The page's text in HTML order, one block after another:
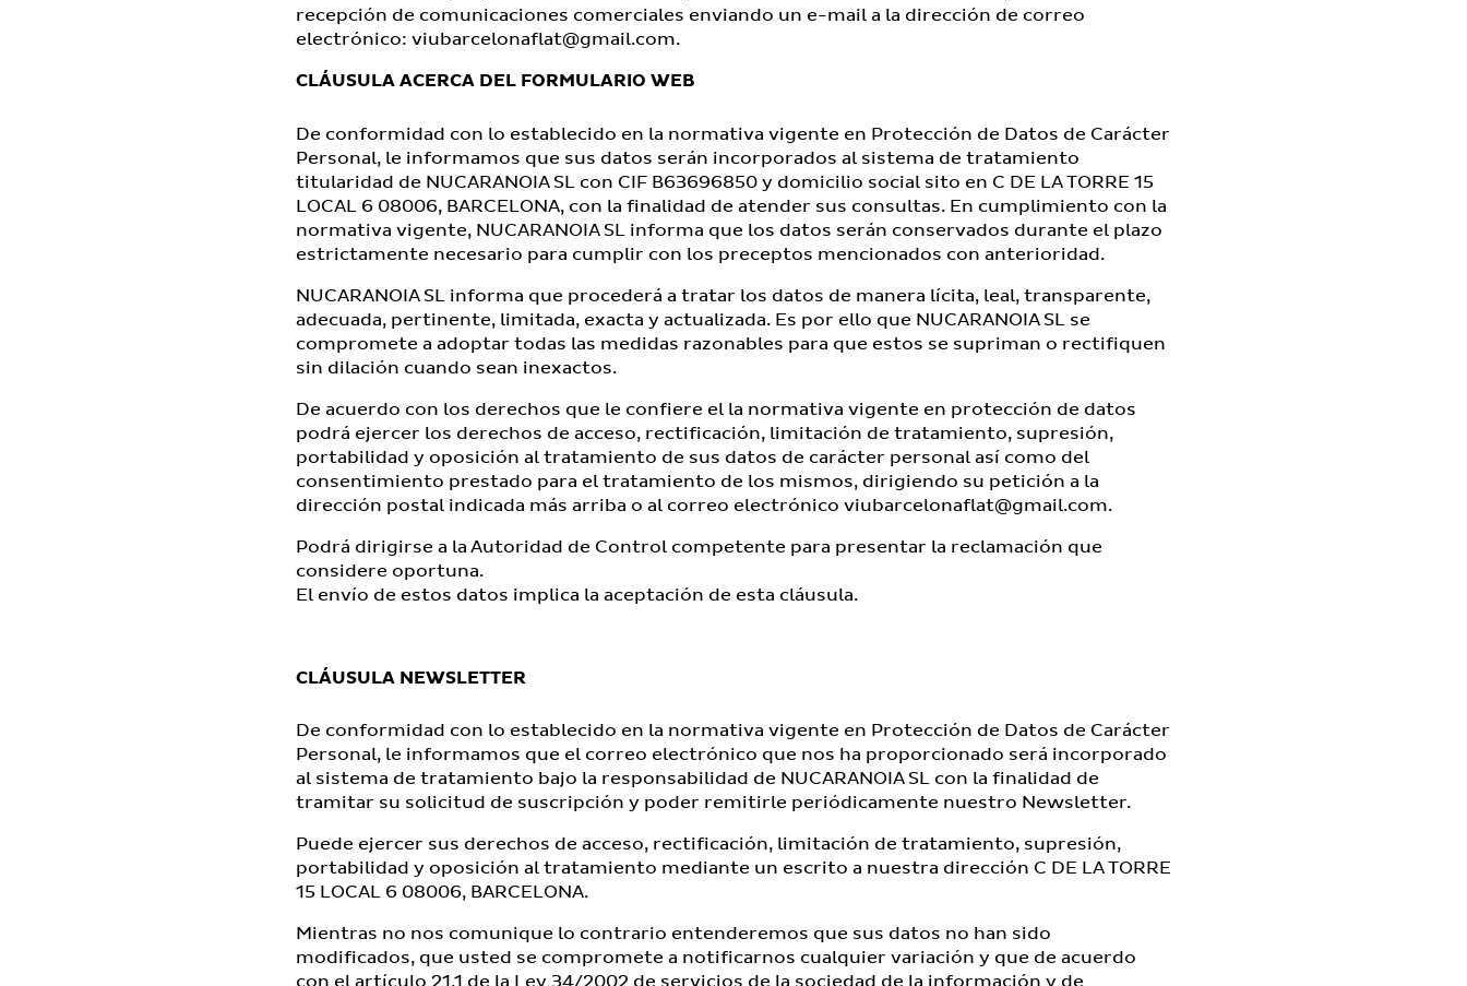
recepción de comunicaciones comerciales enviando un e-mail a la dirección de correo
electrónico: viubarcelonaflat@gmail.com.
CLÁUSULA ACERCA DEL FORMULARIO WEB
De conformidad con lo establecido en la normativa vigente en Protección de Datos de Carácter
Personal, le informamos que sus datos serán incorporados al sistema de tratamiento
titularidad de NUCARANOIA SL con CIF B63696850 y domicilio social sito en C DE LA TORRE 15
LOCAL 6 08006, BARCELONA, con la finalidad de atender sus consultas. En cumplimiento con la
normativa vigente, NUCARANOIA SL informa que los datos serán conservados durante el plazo
estrictamente necesario para cumplir con los preceptos mencionados con anterioridad.
NUCARANOIA SL informa que procederá a tratar los datos de manera lícita, leal, transparente,
adecuada, pertinente, limitada, exacta y actualizada. Es por ello que NUCARANOIA SL se
compromete a adoptar todas las medidas razonables para que estos se supriman o rectifiquen
sin dilación cuando sean inexactos.
De acuerdo con los derechos que le confiere el la normativa vigente en protección de datos
podrá ejercer los derechos de acceso, rectificación, limitación de tratamiento, supresión,
portabilidad y oposición al tratamiento de sus datos de carácter personal así como del
consentimiento prestado para el tratamiento de los mismos, dirigiendo su petición a la
dirección postal indicada más arriba o al correo electrónico viubarcelonaflat@gmail.com.
Podrá dirigirse a la Autoridad de Control competente para presentar la reclamación que
considere oportuna.
El envío de estos datos implica la aceptación de esta cláusula.
CLÁUSULA NEWSLETTER
De conformidad con lo establecido en la normativa vigente en Protección de Datos de Carácter
Personal, le informamos que el correo electrónico que nos ha proporcionado será incorporado
al sistema de tratamiento bajo la responsabilidad de NUCARANOIA SL con la finalidad de
tramitar su solicitud de suscripción y poder remitirle periódicamente nuestro Newsletter.
Puede ejercer sus derechos de acceso, rectificación, limitación de tratamiento, supresión,
portabilidad y oposición al tratamiento mediante un escrito a nuestra dirección C DE LA TORRE
15 LOCAL 6 08006, BARCELONA.
Mientras no nos comunique lo contrario entenderemos que sus datos no han sido
modificados, que usted se compromete a notificarnos cualquier variación y que de acuerdo
con el artículo 21.1 de la Ley 34/2002 de servicios de la sociedad de la información y de